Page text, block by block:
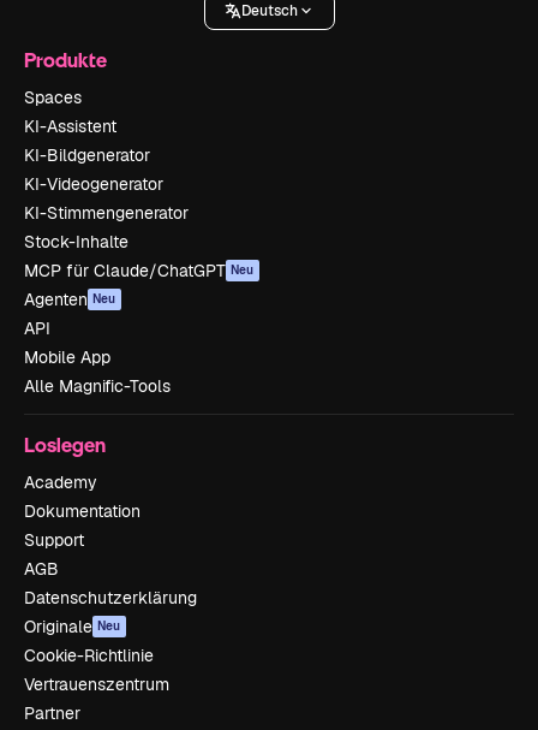
Deutsch
Produkte
Spaces
KI-Assistent
KI-Bildgenerator
KI-Videogenerator
KI-Stimmengenerator
Stock-Inhalte
MCP für Claude/ChatGPT Neu
Agenten Neu
API
Mobile App
Alle Magnific-Tools
Loslegen
Academy
Dokumentation
Support
AGB
Datenschutzerklärung
Originale Neu
Cookie-Richtlinie
Vertrauenszentrum
Partner